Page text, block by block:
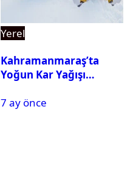
Yerel
Kahramanmaraş’ta
Yoğun Kar Yağışı
Tatil
7 ay önce